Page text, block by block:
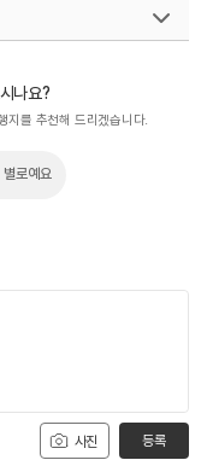
나요?
지를 추천해 드리겠습니다.
별로예요
사진 등록